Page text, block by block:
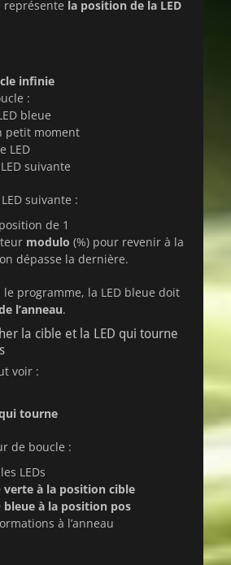
représente la position de la LED
infinie
:
bleue
petit moment
LED
suivante
suivante :
de 1
modulo (%) pour revenir à la
dépasse la dernière.
programme, la LED bleue doit
l’anneau.
la cible et la LED qui tourne
voir :
tourne
de boucle :
LEDs
verte à la position cible
bleue à la position pos
à l’anneau